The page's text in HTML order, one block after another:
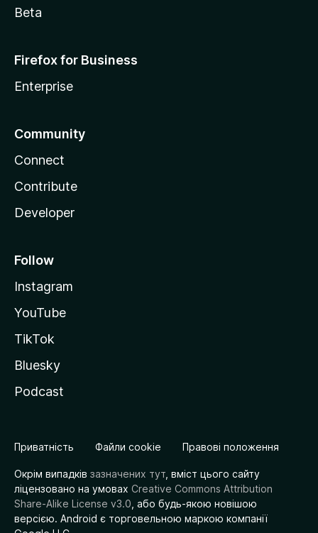
Beta
Firefox for Business
Enterprise
Community
Connect
Contribute
Developer
Follow
Instagram
YouTube
TikTok
Bluesky
Podcast
Приватність Файли cookie Правові положення
Окрім випадків зазначених тут , вміст цього сайту
ліцензовано на умовах Creative Commons Attribution
Share-Alike License v3.0 , або будь-якою новішою
версією. Android є торговельною маркою компанії